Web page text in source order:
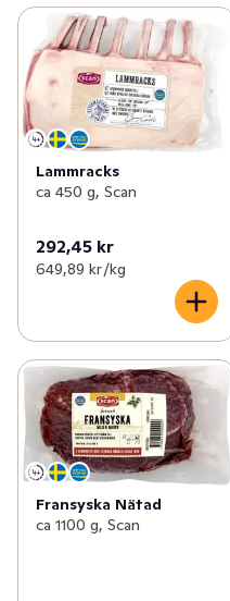
Lammracks
ca 450 g, Scan
292,45 kr
649,89 kr /kg
Fransyska Nätad
ca 1100 g, Scan